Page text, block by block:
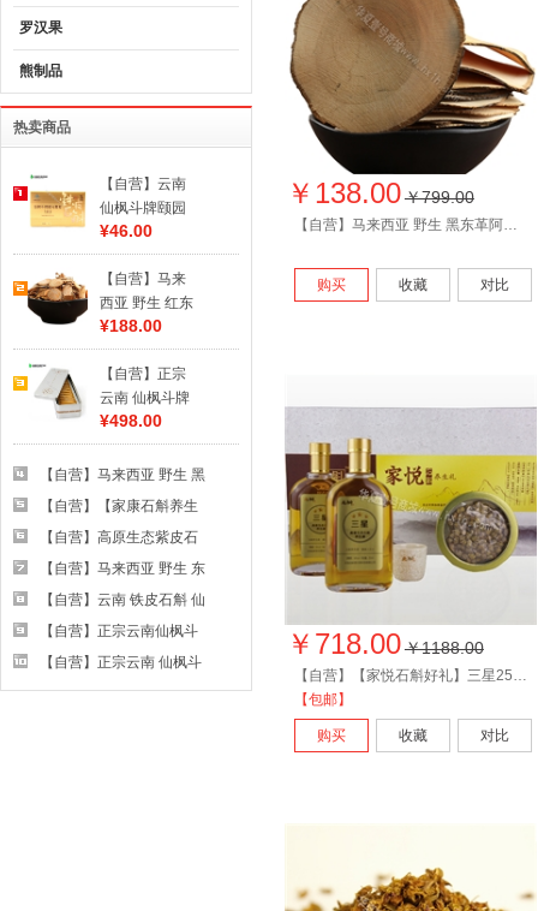
￥138.00￥799.00
【自营】马来西亚 野生 黑东革阿里原片50/150/250g
购买 收藏 对比
￥718.00￥1188.00
【自营】【家悦石斛好礼】三星250ml*2+30g野生紫皮枫斗
【包邮】
购买 收藏 对比
罗汉果
熊制品
热卖商品
【自营】云南
仙枫斗牌颐园
铁皮石斛颗粒
冲剂 原价92元
全国包邮
¥46.00
【自营】马来
西亚 野生 红东
革阿里原片 原
根正品
50/100/200g
¥188.00
【自营】正宗
云南 仙枫斗牌
颐园铁皮颗粒
石斛 冲剂 90克
¥498.00
【自营】马来西亚 野生 黑
东革阿里原片50/150/250g
【自营】【家康石斛养生
礼】 小福星100ml*2+20g
【自营】高原生态紫皮石
斛寸金条
【自营】马来西亚 野生 东
革阿里原片 原根正品
【自营】云南 铁皮石斛 仙
枫斗颐元含片 30克瓶装礼
【自营】正宗云南仙枫斗
牌颐园 铁皮石斛颗粒冲 60
【自营】正宗云南 仙枫斗
牌颐元铁皮石斛含片 48克